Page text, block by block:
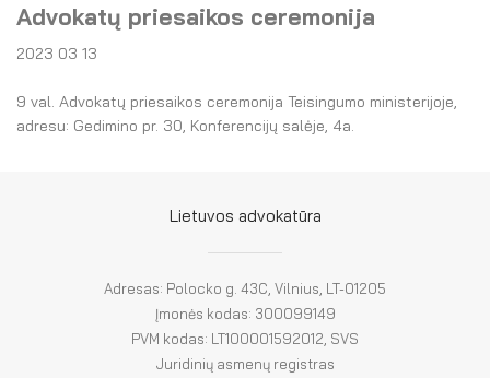
Garbės teismas
Administracija
Dokumentų atmintinė
Gynėjas
DE
FR
Advokatų priesaikos ceremonija
2023 03 13
9 val. Advokatų priesaikos ceremonija Teisingumo ministerijoje,
adresu: Gedimino pr. 30, Konferencijų salėje, 4a.
Lietuvos advokatūra
Adresas: Polocko g. 43C, Vilnius, LT-01205
Įmonės kodas: 300099149
PVM kodas: LT100001592012, SVS
Juridinių asmenų registras